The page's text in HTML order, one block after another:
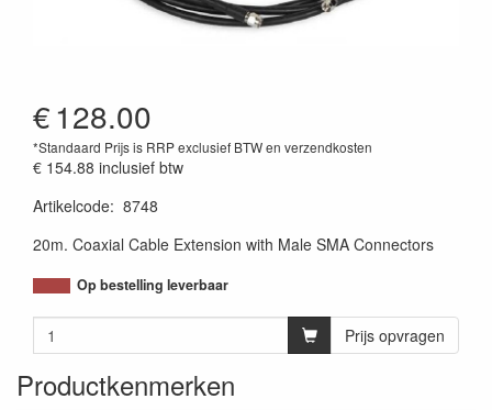
€128.00
*Standaard Prijs is RRP exclusief BTW en verzendkosten
€ 154.88 inclusief btw
Artikelcode: 8748
20m. Coaxial Cable Extension with Male SMA Connectors
Op bestelling leverbaar
Prijs opvragen
Productkenmerken